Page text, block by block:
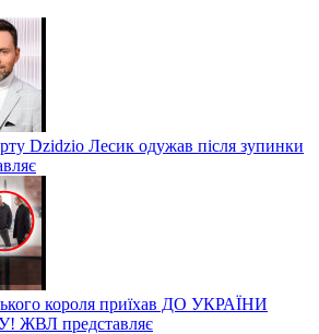
Dzidzio Лесик одужав після зупинки
короля приїхав ДО УКРАЇНИ
ЖВЛ представляє